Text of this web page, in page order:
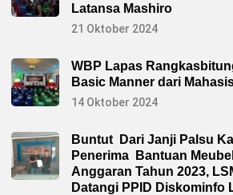
Latansa Mashiro
21 Oktober 2024
WBP Lapas
Basic Manner dari
14 Oktober 2024
Buntut Dari Janji Palsu
Penerima Bantuan
Anggaran Tahun 2023,
Datangi PPID Diskominfo